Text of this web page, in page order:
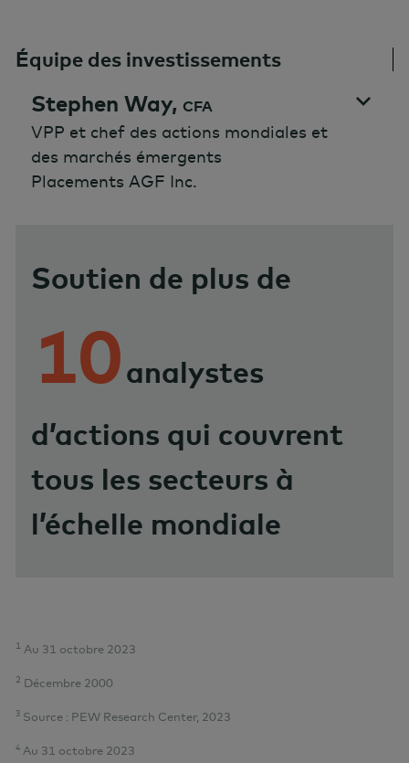
Équipe des investissements
Stephen Way, CFA
VPP et chef des actions mondiales et
des marchés émergents
Placements AGF Inc.
Soutien de plus de
10analystes
d’actions qui couvrent
tous les secteurs à
l’échelle mondiale
1 Au 31 octobre 2023
2 Décembre 2000
3 Source : PEW Research Center, 2023
4 Au 31 octobre 2023